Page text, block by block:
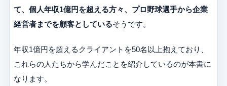
て、個人年収1億円を超える方々、プロ野球選手から企業
経営者までを顧客としているそうです。
年収1億円を超えるクライアントを50名以上抱えており、
これらの人たちから学んだことを紹介しているのが本書に
なります。